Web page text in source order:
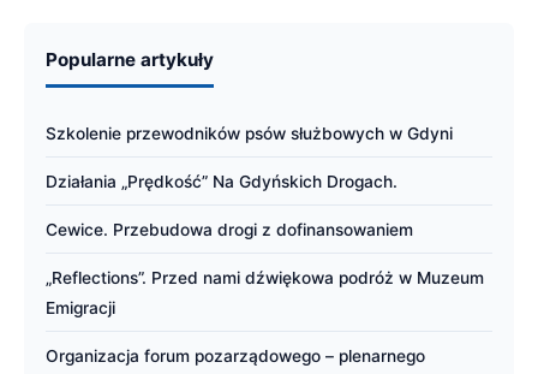
Popularne artykuły
Szkolenie przewodników psów służbowych w Gdyni
Działania „Prędkość” Na Gdyńskich Drogach.
Cewice. Przebudowa drogi z dofinansowaniem
„Reflections”. Przed nami dźwiękowa podróż w Muzeum
Emigracji
Organizacja forum pozarządowego – plenarnego